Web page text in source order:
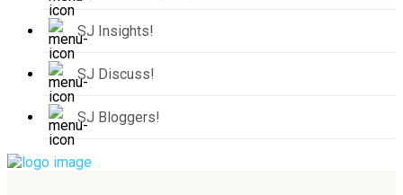
SJ Insights!
SJ Discuss!
SJ Bloggers!